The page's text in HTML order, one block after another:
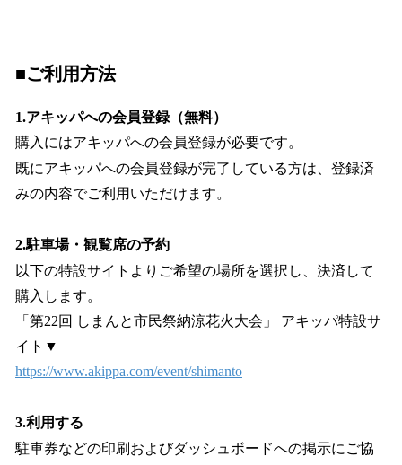
■ご利用方法
1.アキッパへの会員登録（無料）
購入にはアキッパへの会員登録が必要です。
既にアキッパへの会員登録が完了している方は、登録済
みの内容でご利用いただけます。
2.駐車場・観覧席の予約
以下の特設サイトよりご希望の場所を選択し、決済して
購入します。
「第22回 しまんと市民祭納涼花火大会」 アキッパ特設サ
イト▼
https://www.akippa.com/event/shimanto
3.利用する
駐車券などの印刷およびダッシュボードへの掲示にご協